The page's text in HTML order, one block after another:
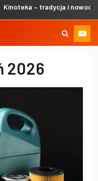
– tradycja i
2026